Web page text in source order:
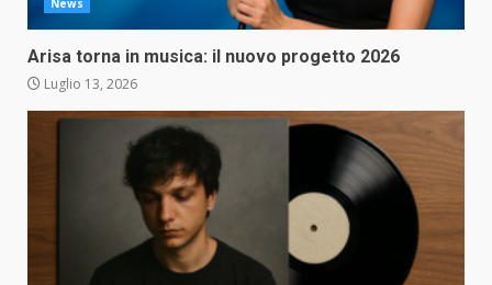
News
Arisa torna in musica: il nuovo progetto 2026
Luglio 13, 2026